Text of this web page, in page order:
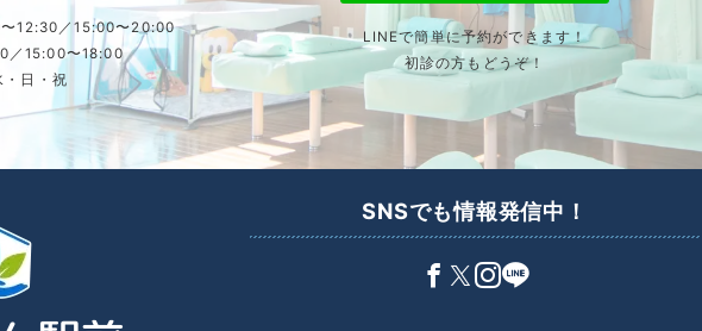
〜12:30／15:00〜20:00
／15:00〜18:00
・日・祝
LINEで簡単に予約ができます！
初診の方もどうぞ！
SNSでも情報発信中！